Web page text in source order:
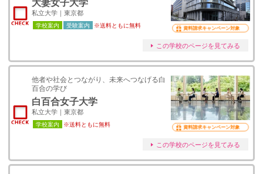
大妻女子大学
私立大学｜東京都
学校案内 受験案内 ※送料ともに無料 資料請求キャンペーン対象
この学校のページを見てみる
他者や社会とつながり、未来へつなげる白
百合の学び
白百合女子大学
私立大学｜東京都
学校案内 ※送料ともに無料 資料請求キャンペーン対象
この学校のページを見てみる